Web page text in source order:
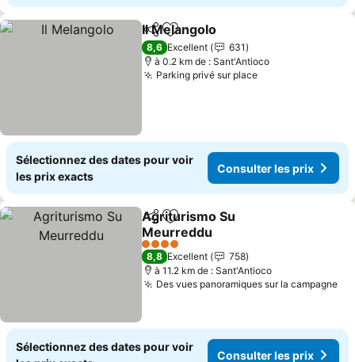
PartagerAjouter à mes favoris
Il Melangolo
8,6 Excellent
631
à 0.2 km de : Sant'Antioco
Parking privé sur placeConsulter les
Sélectionnez des dates pour voir
les prix exacts
Consulter les prix
PartagerAjouter à mes favoris
Agriturismo Su
Meurreddu
Consulter les prix
4 Étoiles
8,8 Excellent
758
à 11.2 km de : Sant'Antioco
Des vues panoramiques sur la campagne
Sélectionnez des dates pour voir
Consulter les prix